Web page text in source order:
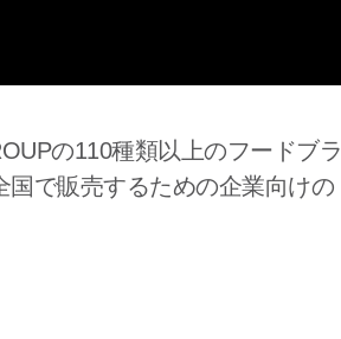
の110種類以上のフードブラ
国で販売するための企業向けの